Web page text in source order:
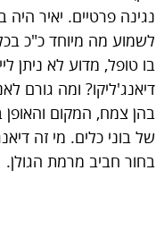
לשמוע מה מיוחד כ"כ
בו טופל, מדוע לא ניתן
דיאנג'ליקו? ומה גורם
בהן צמח, המקום
של בוני כלים. מי זה
בחור חביב מרמת הגולן.